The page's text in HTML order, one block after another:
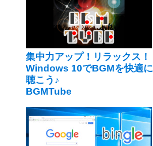
集中力アップ！リラックス！
Windows 10でBGMを快適に
聴こう♪
BGMTube